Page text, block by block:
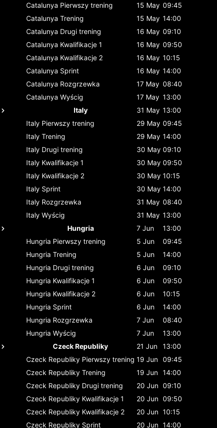
Catalunya Pierwszy trening 15 May 09:45
Catalunya Trening 15 May 14:00
Catalunya Drugi trening 16 May 09:10
Catalunya Kwalifikacje 1 16 May 09:50
Catalunya Kwalifikacje 2 16 May 10:15
Catalunya Sprint 16 May 14:00
Catalunya Rozgrzewka 17 May 08:40
Catalunya Wyścig 17 May 13:00
Italy
31 May 13:00
Italy Pierwszy trening 29 May 09:45
Italy Trening 29 May 14:00
Italy Drugi trening 30 May 09:10
Italy Kwalifikacje 1 30 May 09:50
Italy Kwalifikacje 2 30 May 10:15
Italy Sprint 30 May 14:00
Italy Rozgrzewka 31 May 08:40
Italy Wyścig 31 May 13:00
Hungria
7 Jun
13:00
Hungria Pierwszy trening 5 Jun
09:45
Hungria Trening 5 Jun
14:00
Hungria Drugi trening 6 Jun
09:10
Hungria Kwalifikacje 1 6 Jun
09:50
Hungria Kwalifikacje 2 6 Jun
10:15
Hungria Sprint 6 Jun
14:00
Hungria Rozgrzewka 7 Jun
08:40
Hungria Wyścig 7 Jun
13:00
Czeck Republiky
21 Jun
13:00
Czeck Republiky Pierwszy trening 19 Jun 09:45
Czeck Republiky Trening 19 Jun 14:00
Czeck Republiky Drugi trening 20 Jun 09:10
Czeck Republiky Kwalifikacje 1 20 Jun 09:50
Czeck Republiky Kwalifikacje 2 20 Jun 10:15
Czeck Republiky Sprint 20 Jun 14:00